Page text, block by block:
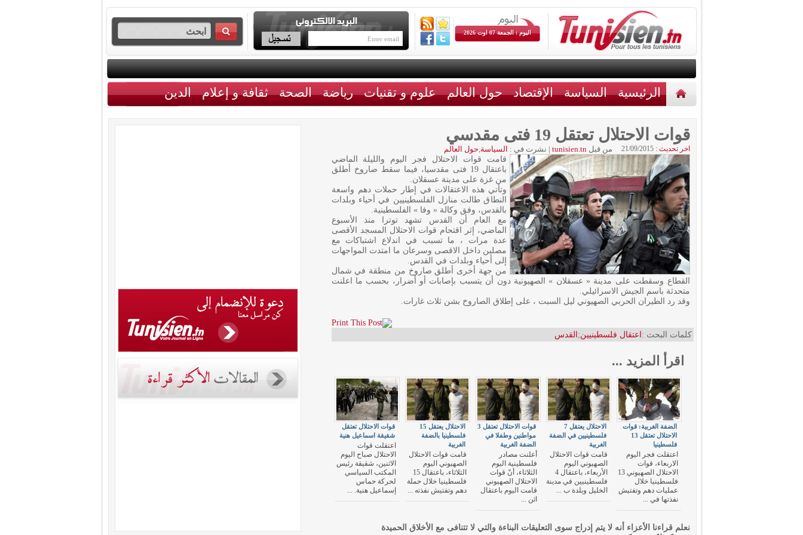
اليوم : الجمعة 07 اوت 2026
الرئيسية السياسة الإقتصاد حول العالم علوم و تقنيات رياضة الصحة ثقافة و إعلام الدين
قوات الاحتلال تعتقل 19 فتى مقدسي
اخر تحديث : 21/09/2015 من قبلtunisien.tn
| نشرت في : السياسة,حول العالم
قامت قوات الاحتلال فجر اليوم والليلة الماضي
باعتقال 19 فتى مقدسيا، فيما سقط صاروخ أطلق
من غزة على مدينة عسقلان.
وتأتي هذه الاعتقالات في إطار حملات دهم واسعة
النطاق طالت منازل الفلسطينيين في أحياء وبلدات
بالقدس، وفق وكالة « وفا » الفلسطينية.
مع العام أن القدس تشهد توترا منذ الأسبوع
الماضي، إثر اقتحام قوات الاحتلال المسجد الأقصى
عدة مرات ، ما تسبب في اندلاع اشتباكات مع
مصلين داخل الاقصى وسرعان ما امتدت المواجهات
إلى أحياء وبلدات في القدس.
من جهة أخرى أطلق صاروخ من منطقة في شمال
القطاع وسقطت على مدينة « عسقلان » الصهيونية دون أن يتسبب بإصابات أو أضرار، بحسب ما اعلنت
متحدثة باسم الجيش الاسرائيلي.
وقد رد الطيران الحربي الصهيوني ليل السبت ، على إطلاق الصاروخ بشن ثلاث غارات.
كلمات البحث : اعتقال فلسطينيين; القدس
اقرأ المزيد ...
قوات الاحتلال تعتقل
شقيقة اسماعيل هنية
اعتقلت قوات
الاحتلال صباح اليوم
الاثنين، شقيقة رئيس
المكتب السياسي
لحركة حماس
إسماعيل هنية. ...
الاحتلال يعتقل 15
فلسطينيا بالضفة
الغربية
قامت قوات الاحتلال
الصهيوني اليوم
الثلاثاء، باعتقال 15
فلسطينيا خلال حملة
دهم وتفتيش نفذته ...
قوات الاحتلال تعتقل 3
مواطنين وطفلا في
الضفة الغربية
أعلنت مصادر
فلسطينية اليوم
الثلاثاء، أنّ قوات
الاحتلال الصهيوني
قامت اليوم باعتقال
اثن ...
الاحتلال يعتقل 7
فلسطينيين في الضفة
الغربية
قامت قوات الاحتلال
الصهيوني اليوم
الأربعاء، باعتقال 4
فلسطينيين في مدينة
الخليل وبلدة ب ...
الضفة الغربية: قوات
الاحتلال تعتقل 13
فلسطينيا
اعتقلت فجر اليوم
الاربعاء، قوات
الاحتلال الصهيوني 13
فلسطينيا خلال
عمليات دهم وتفتيش
نفذتها في ...
نعلم قراءنا الأعزاء أنه لا يتم إدراج سوى التعليقات البناءة والتي لا تتنافى مع الأخلاق الحميدة